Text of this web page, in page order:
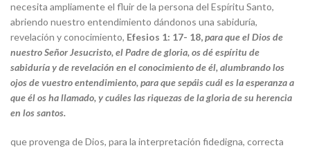
necesita ampliamente el fluir de la persona del Espíritu Santo,
abriendo nuestro entendimiento dándonos una sabiduría,
revelación y conocimiento, Efesios 1: 17- 18,para que el Dios de
nuestro Señor Jesucristo, el Padre de gloria, os dé espíritu de
sabiduría y de revelación en el conocimiento de él, alumbrando los
ojos de vuestro entendimiento, para que sepáis cuál es la esperanza a
que él os ha llamado, y cuáles las riquezas de la gloria de su herencia
en los santos.
que provenga de Dios, para la interpretación fidedigna, correcta